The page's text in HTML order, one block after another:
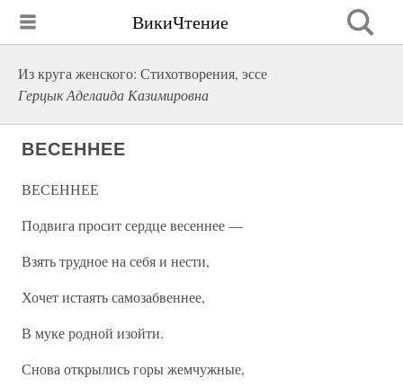
ВикиЧтение
Из круга женского: Стихотворения, эссе
Герцык Аделаида Казимировна
ВЕСЕННЕЕ
ВЕСЕННЕЕ
Подвига просит сердце весеннее —
Взять трудное на себя и нести,
Хочет истаять самозабвеннее,
В муке родной изойти.
Снова открылись горы жемчужные,